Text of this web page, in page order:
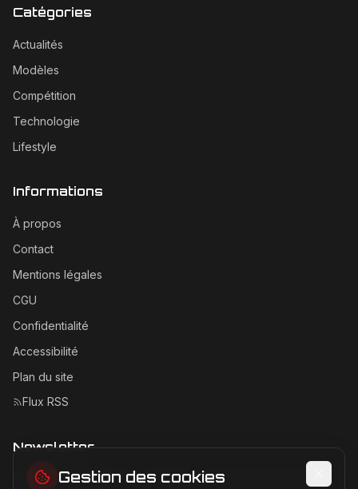
Catégories
Actualités
Modèles
Compétition
Technologie
Lifestyle
Informations
À propos
Contact
Mentions légales
CGU
Confidentialité
Accessibilité
Plan du site
Flux RSS
Newsletter
Recevez les dernières actualités Ferrari directement dans
Gestion des cookies